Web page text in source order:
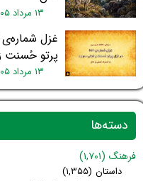
۱۳ مرداد ۰۵
پرتو حُسنت
۱۳ مرداد ۰۵
دسته‌ها
فرهنگ (۱,۷۰۱)
داستان (۱,۳۵۵)